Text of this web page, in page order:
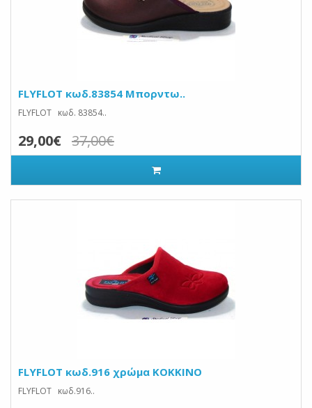
FLYFLOT κωδ.83854 Μπορντω..
FLYFLOT κωδ. 83854..
29,00€ 37,00€
FLYFLOT κωδ.916 χρώμα ΚΟΚΚΙΝΟ
FLYFLOT κωδ.916..